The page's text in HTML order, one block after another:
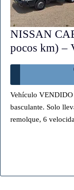
NISSAN
pocos km) –
Vehículo VENDIDO
basculante. Solo
remolque, 6